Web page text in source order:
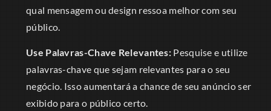
qual mensagem ou design ressoa melhor com seu
público.
Use Palavras-Chave Relevantes: Pesquise e utilize
palavras-chave que sejam relevantes para o seu
negócio. Isso aumentará a chance de seu anúncio ser
exibido para o público certo.